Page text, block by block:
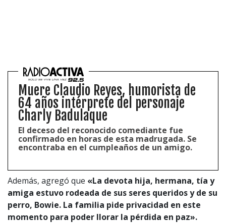
Muere Claudio Reyes, humorista de
64 años intérprete del personaje
Charly Badulaque
El deceso del reconocido comediante fue
confirmado en horas de esta madrugada. Se
encontraba en el cumpleaños de un amigo.
Además, agregó que «La devota hija, hermana, tía y
amiga estuvo rodeada de sus seres queridos y de su
perro, Bowie. La familia pide privacidad en este
momento para poder llorar la pérdida en paz».